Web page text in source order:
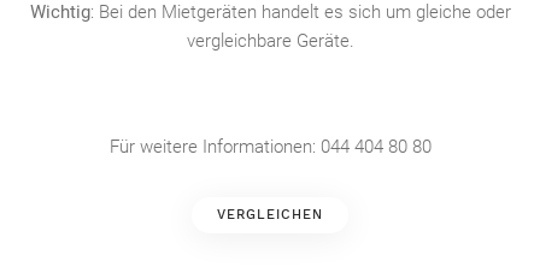
Wichtig: Bei den Mietgeräten handelt es sich um gleiche oder
vergleichbare Geräte.
Für weitere Informationen: 044 404 80 80
VERGLEICHEN